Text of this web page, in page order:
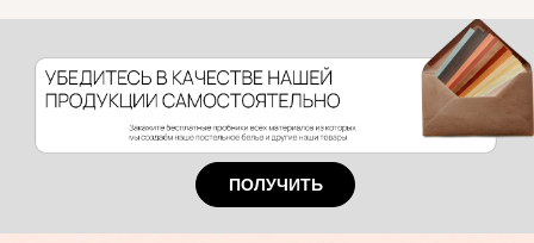
ПОЛУЧИТЬ